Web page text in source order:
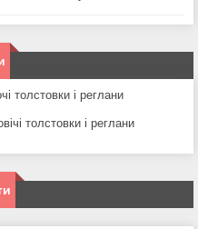
толстовки і реглани
толстовки і реглани